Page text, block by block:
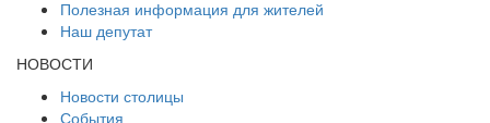
Полезная информация для жителей
Наш депутат
НОВОСТИ
Новости столицы
События